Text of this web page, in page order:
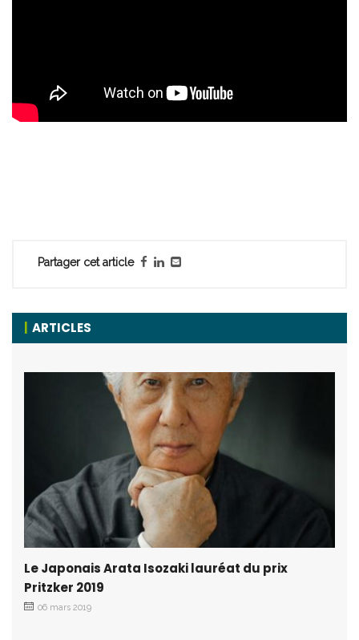
Partager cet article
ARTICLES
Le Japonais Arata Isozaki lauréat du prix
Pritzker 2019
06 mars 2019